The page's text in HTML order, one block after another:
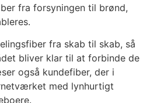
fra forsyningen til brønd,
fra skab til skab, så
bliver klar til at forbinde de
også kundefiber, der i
med lynhurtigt